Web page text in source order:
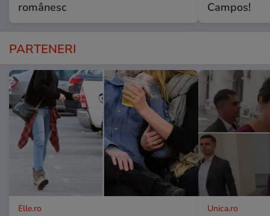
românesc
Campos!
PARTENERI
Elle.ro Unica.ro